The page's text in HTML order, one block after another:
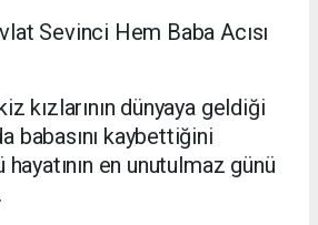
Sevinci Hem Baba Acısı
kızlarının dünyaya geldiği
babasını kaybettiğini
en unutulmaz günü